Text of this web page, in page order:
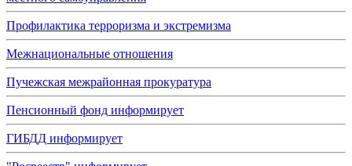
Профилактика терроризма и экстремизма
Межнациональные отношения
Пучежская межрайонная прокуратура
Пенсионный фонд информирует
ГИБДД информирует